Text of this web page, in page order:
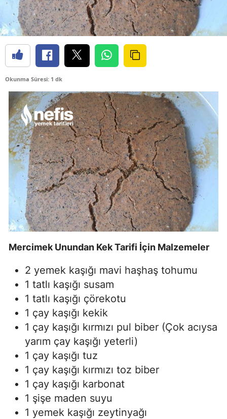
Okunma Süresi: 1 dk
Mercimek Unundan Kek Tarifi İçin Malzemeler
2 yemek kaşığı mavi haşhaş tohumu
1 tatlı kaşığı susam
1 tatlı kaşığı çörekotu
1 çay kaşığı kekik
1 çay kaşığı kırmızı pul biber (Çok acıysa
yarım çay kaşığı yeterli)
1 çay kaşığı tuz
1 çay kaşığı kırmızı toz biber
1 çay kaşığı karbonat
1 şişe maden suyu
1 yemek kaşığı zeytinyağı